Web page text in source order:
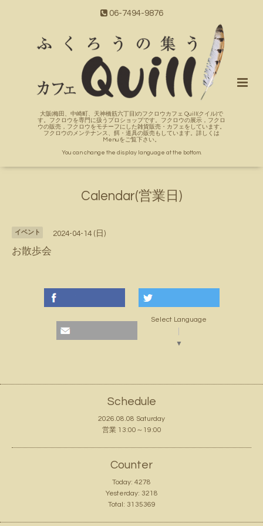
06-7494-9876
大阪(梅田、中崎町、天神橋筋六丁目)のフクロウカフェ Quill(クイル)で
す。フクロウを専門に扱うプロショップです。フクロウの展示，フクロ
ウの販売，フクロウをモチーフにした雑貨販売・カフェをしています。
フクロウのメンテナンス、餌・道具の販売もしています。詳しくは
Menuをご覧下さい。
You can change the display language at the bottom.
Calendar(営業日)
イベント 2024-04-14 (日)
お散歩会
Select Language
▼
Schedule
2026.08.08 Saturday
営業 13:00～19:00
Counter
Today: 4278
Yesterday: 3218
Total: 3135369